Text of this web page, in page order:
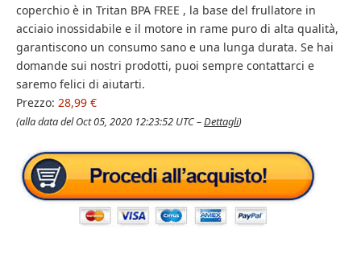
coperchio è in Tritan BPA FREE , la base del frullatore in
acciaio inossidabile e il motore in rame puro di alta qualità,
garantiscono un consumo sano e una lunga durata. Se hai
domande sui nostri prodotti, puoi sempre contattarci e
saremo felici di aiutarti.
Prezzo: 28,99 €
(alla data del Oct 05, 2020 12:23:52 UTC –Dettagli)